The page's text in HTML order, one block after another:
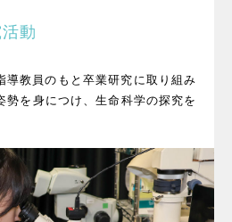
動
導教員のもと卒業研究に取り組み
勢を身につけ、生命科学の探究を